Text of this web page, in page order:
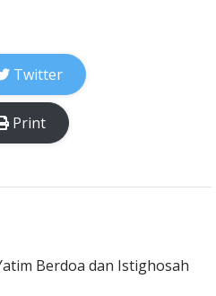
Twitter
Print
Berdoa dan Istighosah